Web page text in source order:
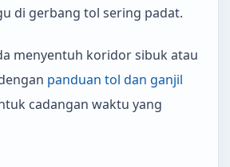
di gerbang tol sering padat.
menyentuh koridor sibuk atau
panduan tol dan ganjil
cadangan waktu yang